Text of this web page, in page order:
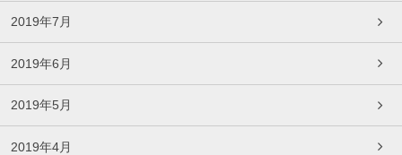
2019年7月
2019年6月
2019年5月
2019年4月